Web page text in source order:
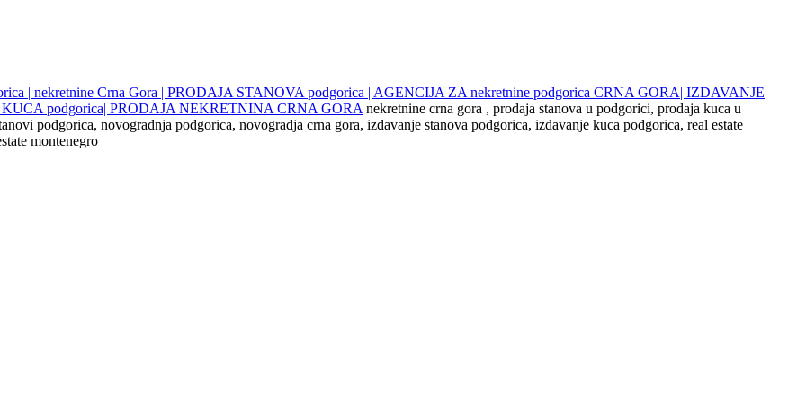
| nekretnine Crna Gora | PRODAJA STANOVA podgorica | AGENCIJA ZA nekretnine podgorica CRNA GORA| IZDAVANJE
podgorica| PRODAJA NEKRETNINA CRNA GORA nekretnine crna gora , prodaja stanova u podgorici, prodaja kuca u
podgorica, novogradnja podgorica, novogradja crna gora, izdavanje stanova podgorica, izdavanje kuca podgorica, real estate
montenegro